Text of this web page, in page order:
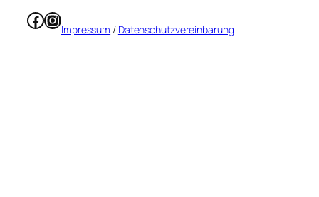
Facebook
Instagram
Impressum / Datenschutzvereinbarung